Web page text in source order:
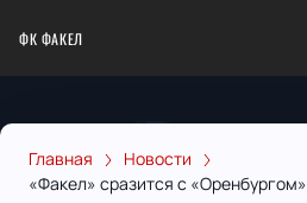
ФК ФАКЕЛ
Главная
Новости
«Факел» сразится с «Оренбургом»